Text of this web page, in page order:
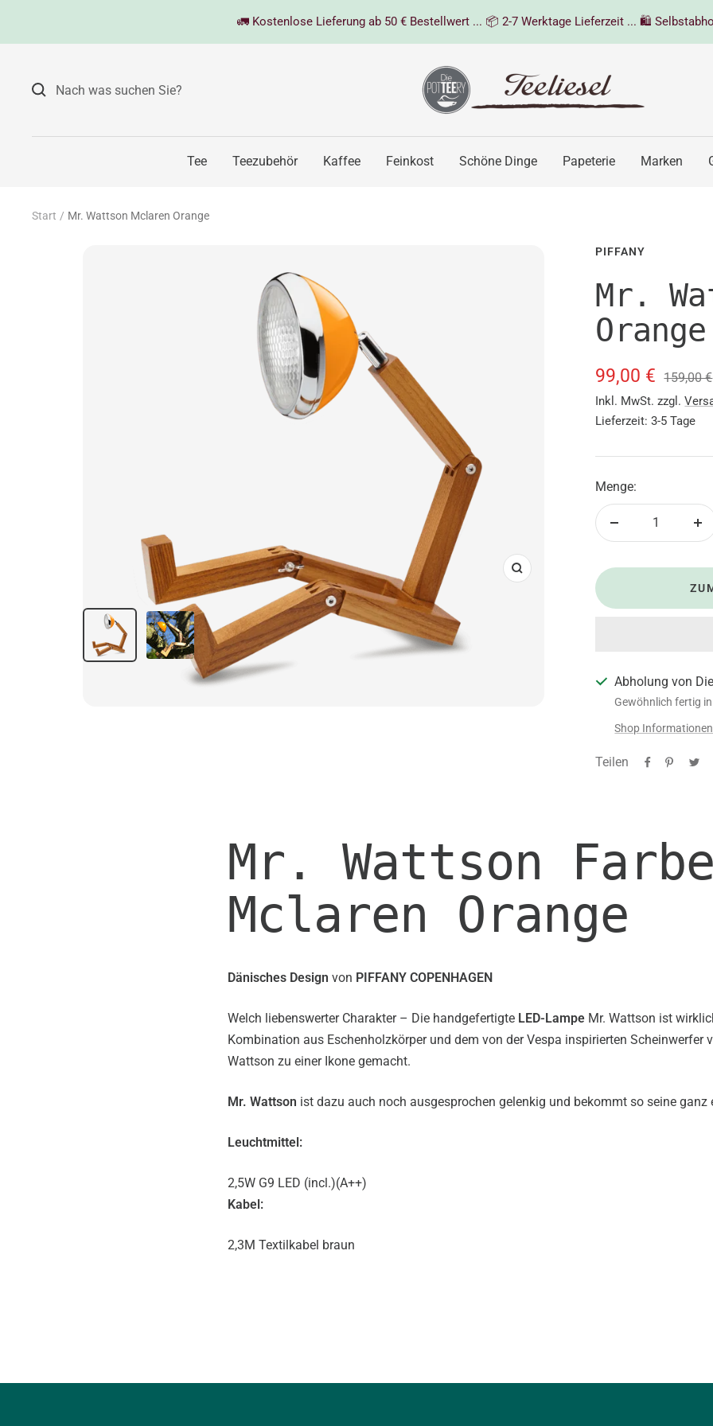
🚛 Kostenlose Lieferung ab 50 € Bestellwert ... 📦 2-7 Werktage Lieferzeit ... 🛍️
Teeliesel
Tee Teezubehör Kaffee Feinkost Schöne Dinge Papeterie Marken
Start Mr. Wattson Mclaren Orange
Zoom
PIFFANY
Mr.
Orange
Angebotspreis
99,00 € Regulärer
Preis
159,00 €
Inkl. MwSt. zzgl.
Lieferzeit: 3-5 Tage
Menge:
Abholung von
Gewöhnlich fertig
Shop
Teilen
Mr. Wattson
Mclaren Orange
Dänisches Design von PIFFANY COPENHAGEN
Welch liebenswerter Charakter – Die handgefertigte LED-LampeMr. Wattson ist
Kombination aus Eschenholzkörper und dem von der Vespa inspirierten Scheinwerfer
Wattson zu einer Ikone gemacht.
Mr. Wattson ist dazu auch noch ausgesprochen gelenkig und bekommt so seine ganz
Leuchtmittel:
2,5W G9 LED (incl.)(A++)
Kabel:
2,3M Textilkabel braun